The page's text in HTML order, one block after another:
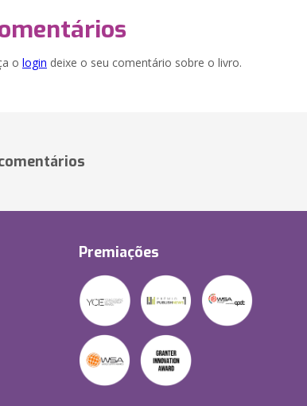
o login deixe o seu comentário sobre o livro.
Premiações